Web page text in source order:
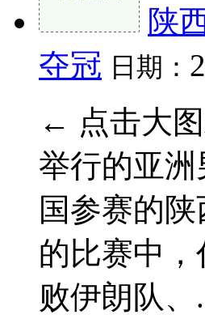
陕
夺冠 日期：
← 点击大
举行的亚
国参赛的
的比赛中
败伊朗队、